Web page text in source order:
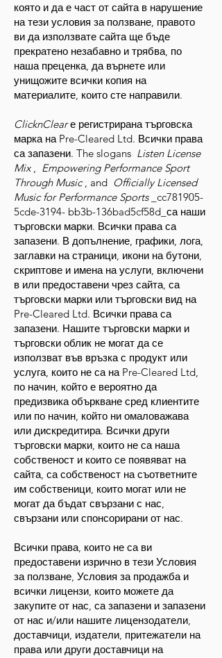
която и да е част от сайта в нарушение
на тези условия за ползване, правото
ви да използвате сайта ще бъде
прекратено незабавно и трябва, по
наша преценка, да върнете или
унищожите всички копия на
материалите, които сте направили.
ClicknClear е регистрирана търговска
марка на Pre-Cleared Ltd. Всички права
са запазени. The slogans Listen License
Mix , Empowering Performance Sport
Through Music , and Officially Licensed
Music for Performance Sports
_cc781905-
5cde-3194- bb3b-136bad5cf58d_са наши
търговски марки. Всички права са
запазени. В допълнение, графики, лога,
заглавки на страници, икони на бутони,
скриптове и имена на услуги, включени
в или предоставени чрез сайта, са
търговски марки или търговски вид на
Pre-Cleared Ltd. Всички права са
запазени. Нашите търговски марки и
търговски облик не могат да се
използват във връзка с продукт или
услуга, които не са на Pre-Cleared Ltd,
по начин, който е вероятно да
предизвика объркване сред клиентите
или по начин, който ни омаловажава
или дискредитира. Всички други
търговски марки, които не са наша
собственост и които се появяват на
сайта, са собственост на съответните
им собственици, които могат или не
могат да бъдат свързани с нас,
свързани или спонсорирани от нас.
Всички права, които не са ви
предоставени изрично в тези Условия
за ползване, Условия за продажба и
всички лицензи, които можете да
закупите от нас, са запазени и запазени
от нас и/или нашите лицензодатели,
доставчици, издатели, притежатели на
права или други доставчици на